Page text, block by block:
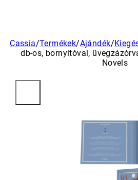
Cassia/Termékek/Ajándék/
db-os, bornyitóval,
Novels